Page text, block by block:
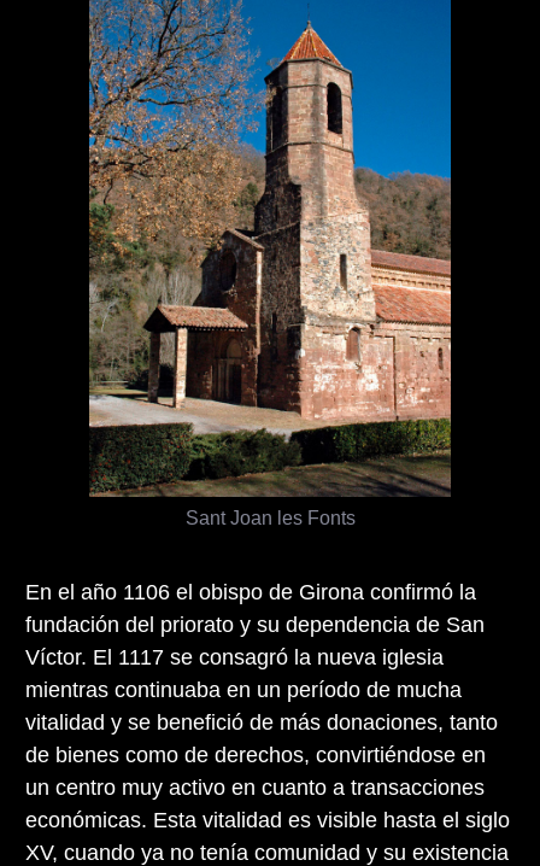
Sant Joan les Fonts
En el año 1106 el obispo de Girona confirmó la
fundación del priorato y su dependencia de San
Víctor. El 1117 se consagró la nueva iglesia
mientras continuaba en un período de mucha
vitalidad y se benefició de más donaciones, tanto
de bienes como de derechos, convirtiéndose en
un centro muy activo en cuanto a transacciones
económicas. Esta vitalidad es visible hasta el siglo
XV, cuando ya no tenía comunidad y su existencia